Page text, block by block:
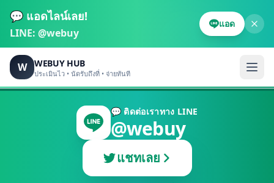
💬 แอดไลน์เลย!
LINE: @webuy
แอด
W WEBUY HUB
ประเมินไว • นัดรับถึงที่ • จ่ายทันที
💬 ติดต่อเราทาง LINE
@webuy
แชทเลย